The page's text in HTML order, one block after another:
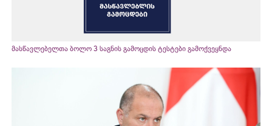
მასწავლებელთა ბოლო 3 საგნის გამოცდის ტესტები გამოქვეყნდა